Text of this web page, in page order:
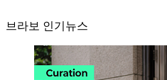
브라보 인기뉴스